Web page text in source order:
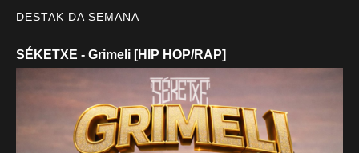
DESTAK DA SEMANA
SÉKETXE - Grimeli [HIP HOP/RAP]